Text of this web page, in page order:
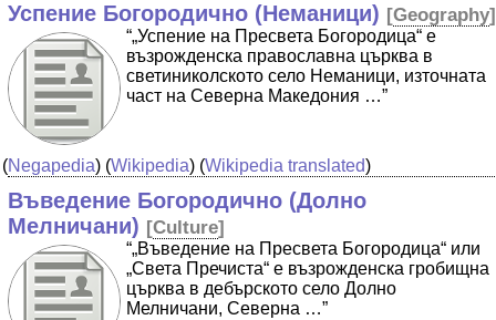
Успение Богородично (Неманици) [Geography]
“„Успение на Пресвета Богородица“ е
възрожденска православна църква в
светиниколското село Неманици, източната
част на Северна Македония …”
(Negapedia) (Wikipedia) (Wikipedia translated)
Въведение Богородично (Долно
Мелничани) [Culture]
“„Въведение на Пресвета Богородица“ или
„Света Пречиста“ е възрожденска гробищна
църква в дебърското село Долно
Мелничани, Северна …”